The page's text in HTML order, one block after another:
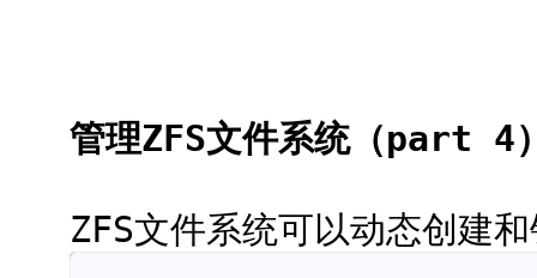
管理ZFS文件系统（part 4
ZFS文件系统可以动态创建